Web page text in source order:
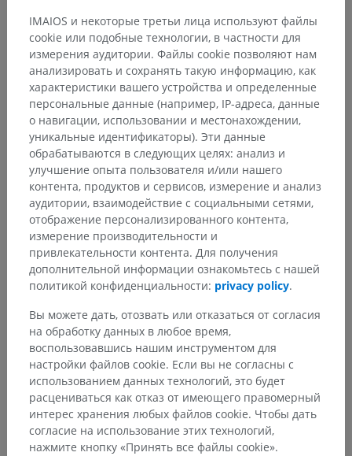
IMAIOS и некоторые третьи лица используют файлы
cookie или подобные технологии, в частности для
измерения аудитории. Файлы cookie позволяют нам
анализировать и сохранять такую информацию, как
характеристики вашего устройства и определенные
персональные данные (например, IP-адреса, данные
о навигации, использовании и местонахождении,
уникальные идентификаторы). Эти данные
обрабатываются в следующих целях: анализ и
улучшение опыта пользователя и/или нашего
контента, продуктов и сервисов, измерение и анализ
аудитории, взаимодействие с социальными сетями,
отображение персонализированного контента,
измерение производительности и
привлекательности контента. Для получения
дополнительной информации ознакомьтесь с нашей
политикой конфиденциальности: privacy policy.
Вы можете дать, отозвать или отказаться от согласия
на обработку данных в любое время,
воспользовавшись нашим инструментом для
настройки файлов cookie. Если вы не согласны с
использованием данных технологий, это будет
расцениваться как отказ от имеющего правомерный
интерес хранения любых файлов cookie. Чтобы дать
согласие на использование этих технологий,
нажмите кнопку «Принять все файлы cookie».